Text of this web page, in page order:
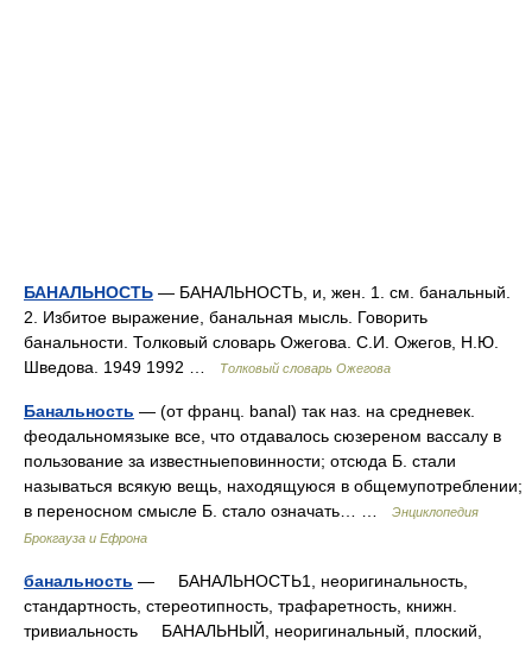
БАНАЛЬНОСТЬ — БАНАЛЬНОСТЬ, и, жен. 1. см. банальный.
2. Избитое выражение, банальная мысль. Говорить
банальности. Толковый словарь Ожегова. С.И. Ожегов, Н.Ю.
Шведова. 1949 1992 …
Толковый словарь Ожегова
Банальность — (от франц. banal) так наз. на средневек.
феодальномязыке все, что отдавалось сюзереном вассалу в
пользование за известныеповинности; отсюда Б. стали
называться всякую вещь, находящуюся в общемупотреблении;
в переносном смысле Б. стало означать… …
Энциклопедия
Брокгауза и Ефрона
банальность — БАНАЛЬНОСТЬ1, неоригинальность,
стандартность, стереотипность, трафаретность, книжн.
тривиальность БАНАЛЬНЫЙ, неоригинальный, плоский,